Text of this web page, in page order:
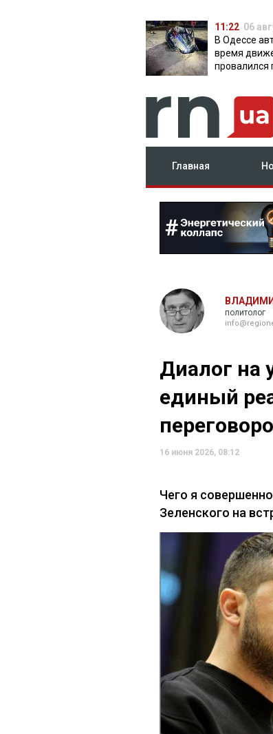
11:22 06
В Одессе
время
провалился
Главная
политолог
Диалог на
единый
16 июня 2026, 08:12
Чего я
Зеленского на